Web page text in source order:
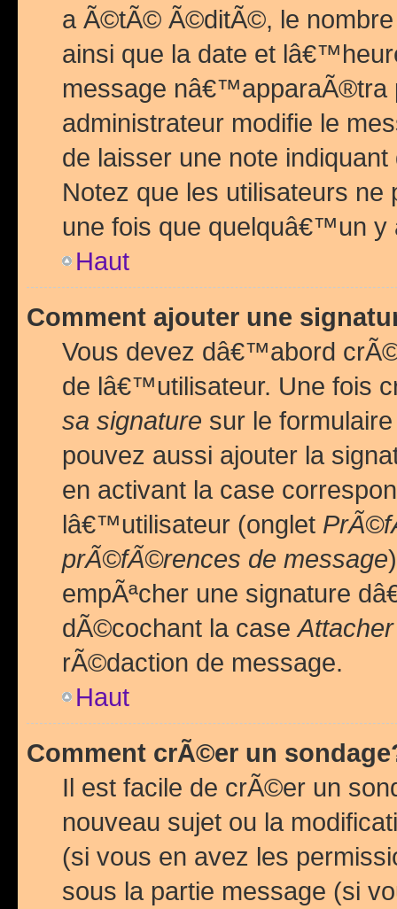
a Ã©tÃ© Ã©ditÃ©, le
ainsi que la date et
message nâ€™apparaÃ®tra
administrateur modifie le
de laisser une note
Notez que les utilisateurs
une fois que quelquâ€™un y
Haut
Comment ajouter une
Vous devez dâ€™abord
de lâ€™utilisateur. Une fois
sa signature sur le
pouvez aussi ajouter la
en activant la case
lâ€™utilisateur (onglet
prÃ©fÃ©rences de message
empÃªcher une signature
dÃ©cochant la case
rÃ©daction de message.
Haut
Comment crÃ©er un
Il est facile de crÃ©er un
nouveau sujet ou la
(si vous en avez les
sous la partie message (si